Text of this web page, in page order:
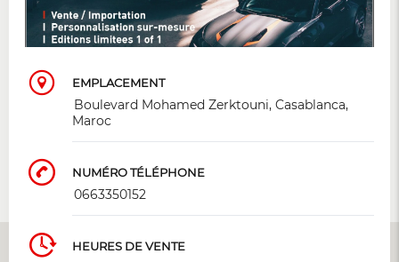
EMPLACEMENT
Boulevard Mohamed Zerktouni, Casablanca,
Maroc
NUMÉRO TÉLÉPHONE
0663350152
HEURES DE VENTE